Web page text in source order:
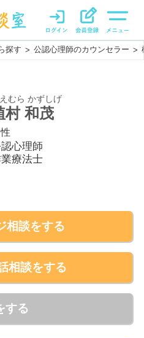
探す > 公認心理師のカウンセラー >
むら かずしげ
村 和茂
心理師
療法士
相談をする
相談をする
する